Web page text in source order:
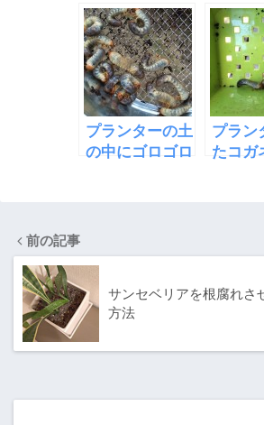
で植え替えでプ
ランターを分け
て巻オクラとな
った
プランターの土
の中にゴロゴロ
プラン
たコガ
前の記事
サンセベリアを根腐れさ
方法